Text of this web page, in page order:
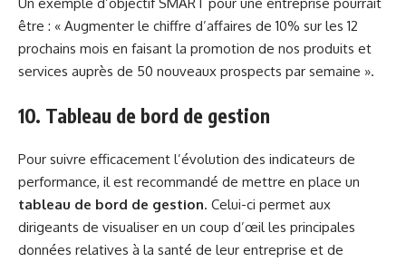
Un exemple d’objectif SMART pour une entreprise pourrait
être : « Augmenter le chiffre d’affaires de 10% sur les 12
prochains mois en faisant la promotion de nos produits et
services auprès de 50 nouveaux prospects par semaine ».
10. Tableau de bord de gestion
Pour suivre efficacement l’évolution des indicateurs de
performance, il est recommandé de mettre en place un
tableau de bord de gestion. Celui-ci permet aux
dirigeants de visualiser en un coup d’œil les principales
données relatives à la santé de leur entreprise et de